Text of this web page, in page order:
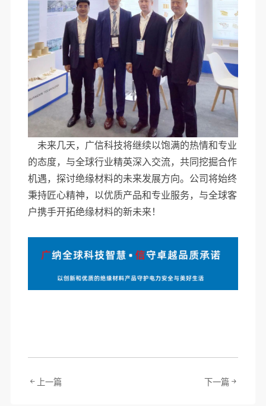
未来几天，广信科技将继续以饱满的热情和专业
的态度，与全球行业精英深入交流，共同挖掘合作
机遇，探讨绝缘材料的未来发展方向。公司将始终
秉持匠心精神，以优质产品和专业服务，与全球客
户携手开拓绝缘材料的新未来！
上一篇 下一篇